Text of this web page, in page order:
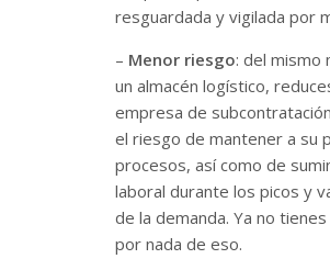
resguardada y vigilada por
– Menor riesgo: del mismo
un almacén logístico,
empresa de
el riesgo de mantener a su
procesos, así como de
laboral durante los picos y
de la demanda. Ya no
por nada de eso.